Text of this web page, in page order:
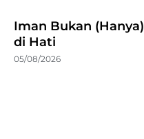
Iman Bukan (Hanya)
di Hati
05/08/2026